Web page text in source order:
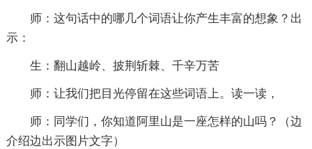
师：这句话中的哪几个词语让你产生丰富的想象？出
示：
生：翻山越岭、披荆斩棘、千辛万苦
师：让我们把目光停留在这些词语上。读一读，
师：同学们，你知道阿里山是一座怎样的山吗？（边
介绍边出示图片文字）